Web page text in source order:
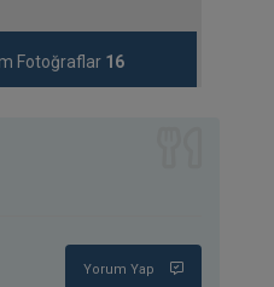
Fotoğraflar 16
Yorum Yap